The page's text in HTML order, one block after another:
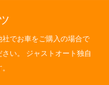
でお車をご購入の場合で
い。 ジャストオート独自